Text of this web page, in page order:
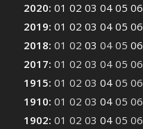
2020: 01 02 03 04 05 06
2019: 01 02 03 04 05 06
2018: 01 02 03 04 05 06
2017: 01 02 03 04 05 06
1915: 01 02 03 04 05 06
1910: 01 02 03 04 05 06
1902: 01 02 03 04 05 06